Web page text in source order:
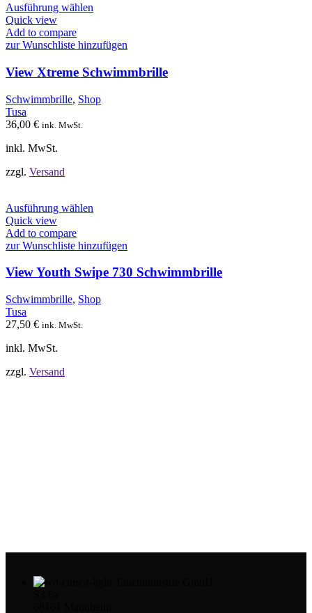
Ausführung wählen
mehrere
auf.
Die
können
Quick view
Add to compare
zur Wunschliste hinzufügen
View Xtreme Schwimmbrille
Schwimmbrille, Shop
Tusa
36,00 € ink. MwSt.
inkl. MwSt.
zzgl. Versand
Ausführung wählen
mehrere
auf.
Die
Optionen
können
Quick view
Add to compare
zur Wunschliste hinzufügen
View Youth Swipe 730 Schwimmbrille
Schwimmbrille, Shop
Tusa
27,50 € ink. MwSt.
inkl. MwSt.
zzgl. Versand